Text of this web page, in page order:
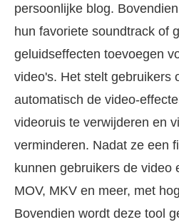
persoonlijke blog.
hun favoriete soundtrack of
geluidseffecten toevoegen
video's. Het stelt gebruikers
automatisch de video-
videoruis te verwijderen en
verminderen. Nadat ze een
kunnen gebruikers de video
MOV, MKV en meer, met
Bovendien wordt deze tool